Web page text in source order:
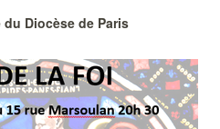
Diocèse de Paris